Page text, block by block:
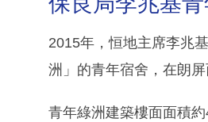
2015年，恒地主席李兆
洲」的青年宿舍，在朗
青年綠洲建築樓面面積